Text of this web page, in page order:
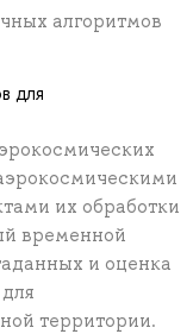
алгоритмов
для
их обработки
временной
и оценка
территории.